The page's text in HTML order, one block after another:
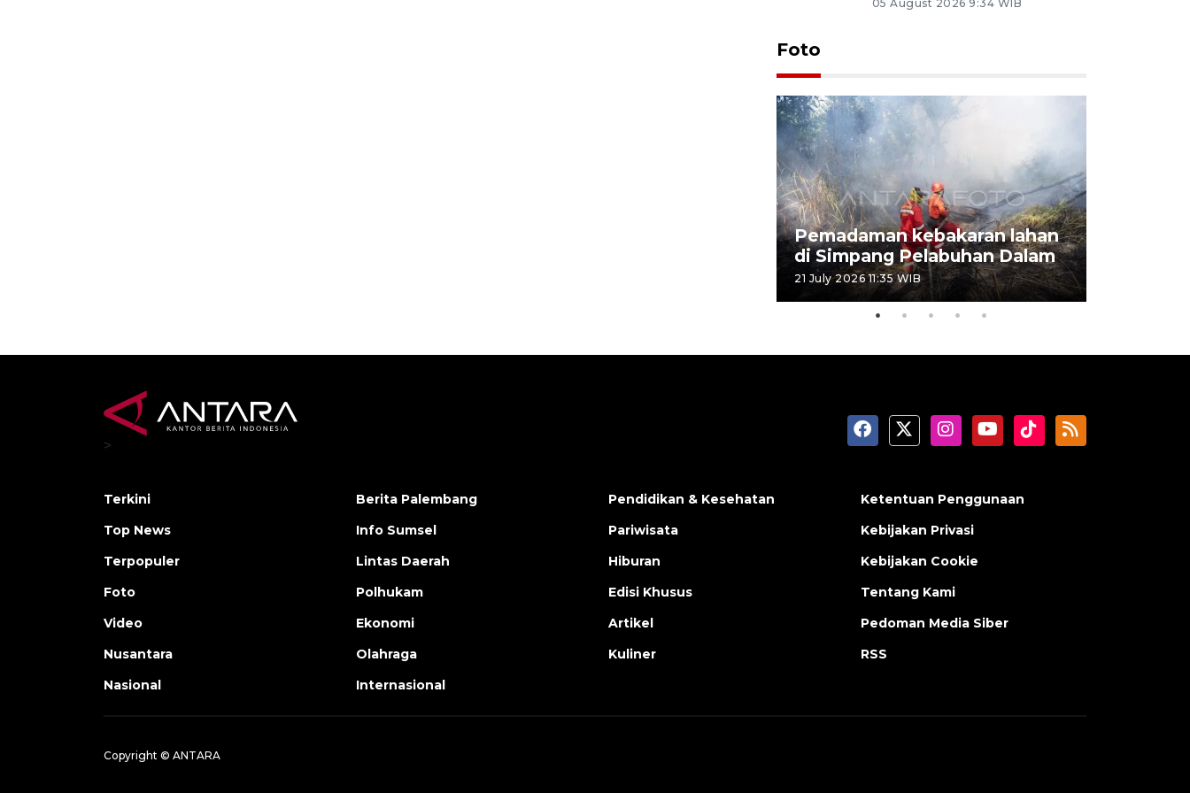
05 August 2026 9:34 WIB
Foto
Pemadaman kebakaran lahan
di Simpang Pelabuhan Dalam
21 July 2026 11:35 WIB
>
Terkini
Top News
Terpopuler
Foto
Video
Nusantara
Nasional
Berita Palembang
Info Sumsel
Lintas Daerah
Polhukam
Ekonomi
Olahraga
Internasional
Pendidikan & Kesehatan
Pariwisata
Hiburan
Edisi Khusus
Artikel
Kuliner
Ketentuan Penggunaan
Kebijakan Privasi
Kebijakan Cookie
Tentang Kami
Pedoman Media Siber
RSS
Copyright © ANTARA